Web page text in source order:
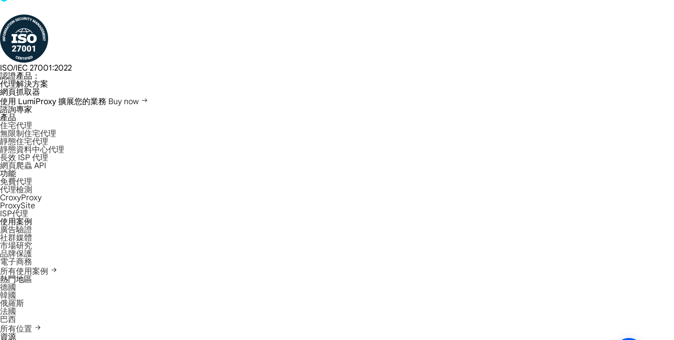
ISO/IEC 27001:2022
認證產品：
代理解決方案
網頁抓取器
使用 LumiProxy 擴展您的業務 Buy now
諮詢專家
產品
住宅代理
無限制住宅代理
靜態住宅代理
靜態資料中心代理
長效 ISP 代理
網頁爬蟲 API
功能
免費代理
代理檢測
CroxyProxy
ProxySite
ISP代理
使用案例
廣告驗證
社群媒體
市場研究
品牌保護
電子商務
所有使用案例
熱門地區
德國
韓國
俄羅斯
法國
巴西
所有位置
資源